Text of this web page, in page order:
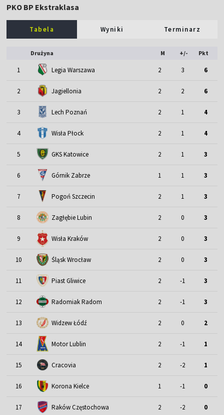
PKO BP Ekstraklasa
Tabela Wyniki Terminarz
Drużyna M +/- Pkt
1 Legia Warszawa 2 3 6
2 Jagiellonia 2 2 6
3 Lech Poznań 2 1 4
4 Wisła Płock 2 1 4
5 GKS Katowice 2 1 3
6 Górnik Zabrze 1 1 3
7 Pogoń Szczecin 2 1 3
8 Zagłębie Lubin 2 0 3
9 Wisła Kraków 2 0 3
10 Śląsk Wrocław 2 0 3
11 Piast Gliwice 2 -1 3
12 Radomiak Radom 2 -1 3
13 Widzew Łódź 2 0 2
14 Motor Lublin 2 -1 1
15 Cracovia 2 -2 1
16 Korona Kielce 1 -1 0
17 Raków Częstochowa 2 -2 0